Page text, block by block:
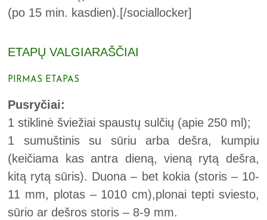
(po 15 min. kasdien). [/sociallocker]
ETAPŲ VALGIARAŠČIAI
PIRMAS ETAPAS
Pusryčiai:
1 stiklinė šviežiai spaustų sulčių (apie 250 ml);
1 sumuštinis su sūriu arba dešra, kumpiu
(keičiama kas antra dieną, vieną rytą dešra,
kitą rytą sūris). Duona – bet kokia (storis – 10-
11 mm, plotas – 1010 cm),plonai tepti sviesto,
sūrio ar dešros storis – 8-9 mm.